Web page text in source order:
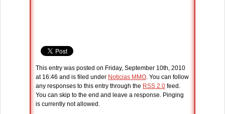
This entry was posted on Friday, September 10th, 2010
at 16:46 and is filed under Noticias MMO. You can follow
any responses to this entry through the RSS 2.0 feed.
You can skip to the end and leave a response. Pinging
is currently not allowed.